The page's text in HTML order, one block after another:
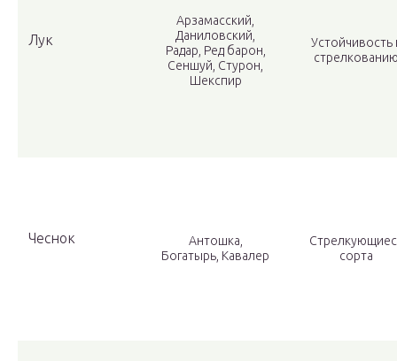
Лук
Арзамасский,
Даниловский,
Радар, Ред барон,
Сеншуй, Стурон,
Шекспир
Устойчивость
Чеснок
Антошка,
Богатырь, Кавалер
сорта